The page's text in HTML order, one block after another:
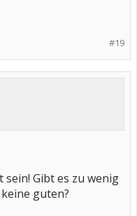
#19
sein! Gibt es zu wenig
guten?